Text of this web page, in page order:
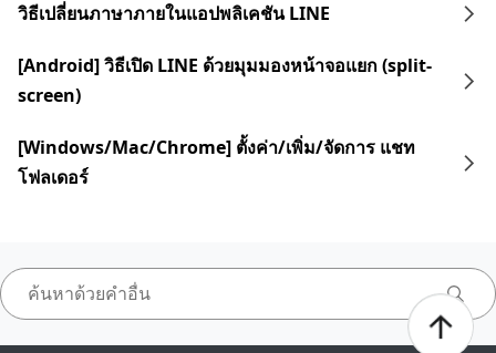
วิธีเปลี่ยนภาษาภายในแอปพลิเคชัน LINE
[Android] วิธีเปิด LINE ด้วยมุมมองหน้าจอแยก (split-
screen)
[Windows/Mac/Chrome] ตั้งค่า/เพิ่ม/จัดการ แชท
โฟลเดอร์